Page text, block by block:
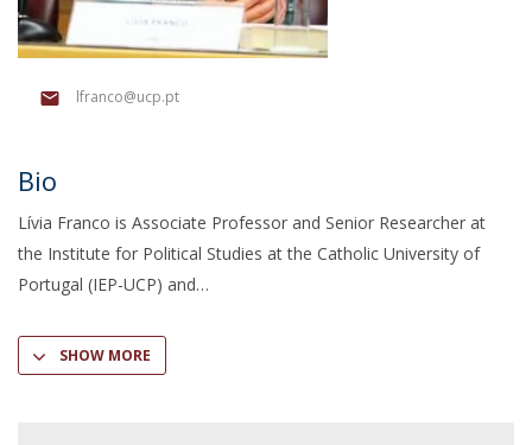
lfranco@ucp.pt
Bio
Lívia Franco is Associate Professor and Senior Researcher at
the Institute for Political Studies at the Catholic University of
Portugal (IEP-UCP) and
SHOW MORE